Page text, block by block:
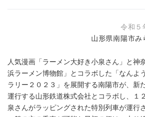
令和５
山形県南陽市み
人気漫画「ラーメン大好き小泉さん」と神
浜ラーメン博物館」とコラボした「なんよ
ラリー２０２３」を展開する南陽市が、新
運行する山形鉄道株式会社とコラボし、１
泉さんがラッピングされた特別列車が運行